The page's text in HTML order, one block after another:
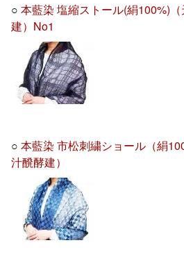
○本藍染 塩縮ストール(絹100%)
建）No1
○本藍染 市松刺繍ショール（絹
汁醗酵建）